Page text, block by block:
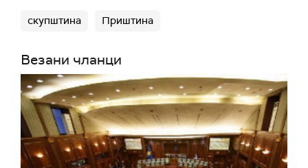
скупштина Приштина
Везани чланци